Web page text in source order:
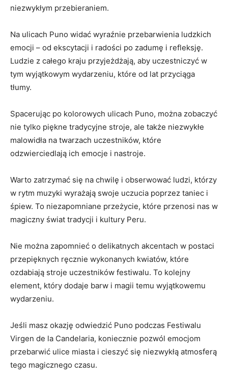
niezwykłym przebieraniem.
Na ulicach⁤ Puno widać wyraźnie przebarwienia⁣ ludzkich
emocji – od ekscytacji i radości po zadumę i refleksję.
Ludzie z całego kraju przyjeżdżają, aby uczestniczyć w
tym wyjątkowym wydarzeniu, które⁣ od⁢ lat przyciąga
tłumy.
Spacerując‍ po kolorowych ulicach Puno, można zobaczyć
⁢nie tylko piękne ⁤tradycyjne⁤ stroje, ale​ także niezwykłe
‍malowidła ‍na‍ twarzach uczestników, które
odzwierciedlają ich emocje i nastroje.
Warto ⁢zatrzymać⁢ się ⁣na chwilę ‌i obserwować ⁤ludzi, którzy
w rytm muzyki ⁣wyrażają swoje uczucia poprzez taniec i
śpiew. To niezapomniane przeżycie, które przenosi ‌nas w
magiczny świat ⁣tradycji i ​kultury Peru.
Nie‌ można zapomnieć o delikatnych akcentach w postaci
⁢przepięknych ręcznie wykonanych kwiatów, które
ozdabiają stroje uczestników festiwalu. To kolejny
element,⁤ który dodaje ​barw i magii ‌temu wyjątkowemu
wydarzeniu.
Jeśli masz okazję odwiedzić ‌Puno podczas Festiwalu
Virgen de ‌la Candelaria, koniecznie pozwól emocjom
przebarwić ulice miasta ⁤i cieszyć się niezwykłą ⁣atmosferą
⁤tego magicznego czasu.